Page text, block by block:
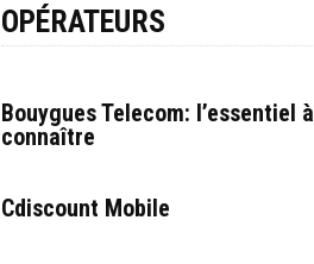
OPÉRATEURS
Bouygues Telecom: l’essentiel à
connaître
Cdiscount Mobile